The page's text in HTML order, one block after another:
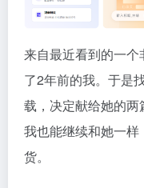
来自最近看到的一
了2年前的我。于是
载，决定献给她的两
我也能继续和她一
货。